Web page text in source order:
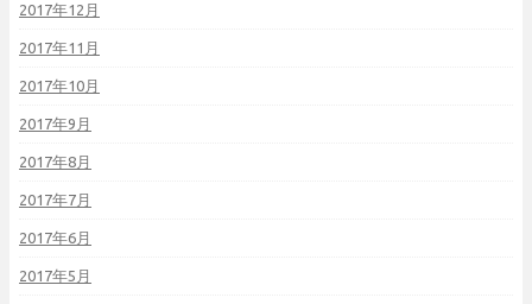
2017年12月
2017年11月
2017年10月
2017年9月
2017年8月
2017年7月
2017年6月
2017年5月